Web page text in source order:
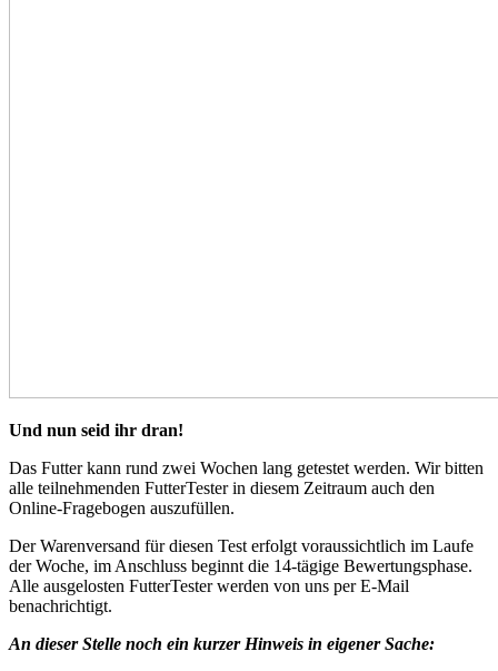
Und nun seid ihr dran!
Das Futter kann rund zwei Wochen lang getestet werden. Wir bitten
alle teilnehmenden FutterTester in diesem Zeitraum auch den
Online-Fragebogen auszufüllen.
Der Warenversand für diesen Test erfolgt voraussichtlich im Laufe
der Woche, im Anschluss beginnt die 14-tägige Bewertungsphase.
Alle ausgelosten FutterTester werden von uns per E-Mail
benachrichtigt.
An dieser Stelle noch ein kurzer Hinweis in eigener Sache: